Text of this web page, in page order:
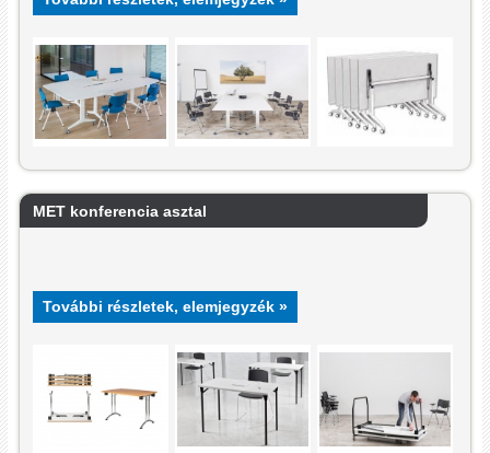
MET konferencia asztal
További részletek, elemjegyzék »